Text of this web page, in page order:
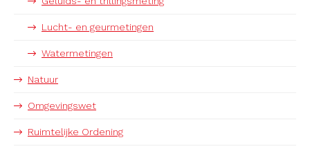
Lucht- en geurmetingen
Watermetingen
Natuur
Omgevingswet
Ruimtelijke Ordening